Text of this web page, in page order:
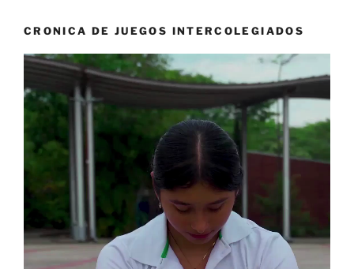
CRONICA DE JUEGOS INTERCOLEGIADOS
Reproductor
vídeo